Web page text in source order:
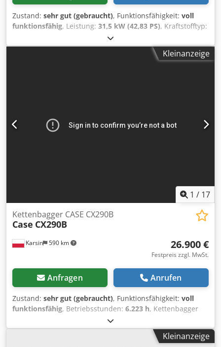
Zustand: sehr gut (gebraucht), Funktionsfähigkeit: voll
funktionsfähig, Leistung: 31,5 kW (42,83 PS), Kraftstofftyp:
, Gesamtgewicht:
Kettenzustand:60 %, Baujahr:2012, Betriebsstunden:
, Hersteller: CASE Typ: CX 50B
Kleinanzeige
1 / 17
Karsin 590 km
Kettenbagger CASE CX290B
Case CX290B
26.900 €
Festpreis zzgl. MwSt.
Anfragen Anrufen
Zustand: sehr gut (gebraucht), Funktionsfähigkeit: voll
funktionsfähig, Betriebsstunden: 6.223 h, Kettenbagger
CASE CX290B Kawasaki Hydraulik Isuzu Motor Crodpfx
Ajygy Awjansf Technische Daten: - Motor: Isuzu AH-6HK1X
(6-Zylinder, Turboaufladung, Common Rail) - Kleinanzeige